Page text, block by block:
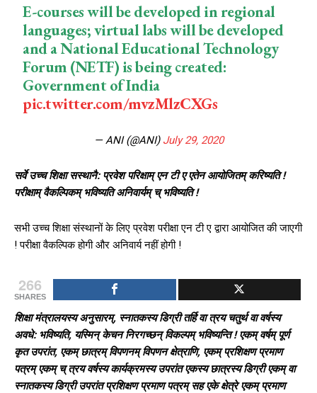
E-courses will be developed in regional
languages; virtual labs will be developed
and a National Educational Technology
Forum (NETF) is being created:
Government of India
pic.twitter.com/mvzMlzCXGs
— ANI (@ANI) July 29, 2020
सर्वे उच्च शिक्षा सस्थानै: प्रवेश परिक्षाम् एन टी ए एतेन आयोजितम् करिष्यति !
परीक्षाम् वैकल्पिकम् भविष्यति अनिवार्यम् च् भविष्यति !
सभी उच्च शिक्षा संस्थानों के लिए प्रवेश परीक्षा एन टी ए द्वारा आयोजित की जाएगी
! परीक्षा वैकल्पिक होगी और अनिवार्य नहीं होगी !
266
SHARES
शिक्षा मंत्रालयस्य अनुसारम्, स्नातकस्य डिग्री तर्हि वा त्रय चतुर्थ वा वर्षस्य
अवधे: भविष्यति, यस्मिन् केचन निरगच्छन् विकल्पम् भविष्यन्ति ! एकम् वर्षम् पूर्ण
कृत उपरांत, एकम् छात्रम् विपणनम् विपणन क्षेत्राणि, एकम् प्रशिक्षण प्रमाण
पत्रम् एकम् च् त्रय वर्षस्य कार्यक्रमस्य उपरांत एकस्य छात्रस्य डिग्री एकम् वा
स्नातकस्य डिग्री उपरांत प्रशिक्षण प्रमाण पत्रम् सह एके क्षेत्रे एकम् प्रमाण